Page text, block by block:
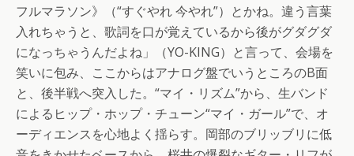
フルマラソン》（“すぐやれ 今やれ”）とかね。違う言葉
入れちゃうと、歌詞を口が覚えているから後がグダグダ
になっちゃうんだよね」（YO-KING）と言って、会場を
笑いに包み、ここからはアナログ盤でいうところのB面
と、後半戦へ突入した。“マイ・リズム”から、生バンド
によるヒップ・ホップ・チューン“マイ・ガール”で、オ
ーディエンスを心地よく揺らす。岡部のブリッブリに低